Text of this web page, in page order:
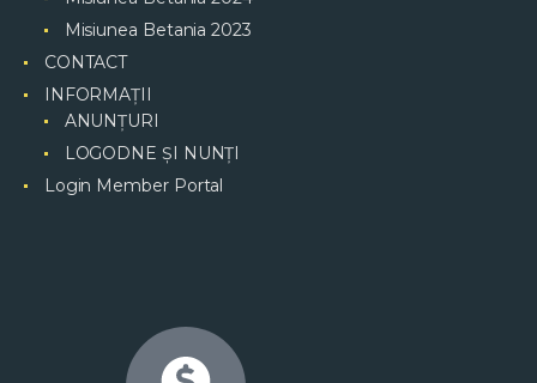
Misiunea Betania 2023
CONTACT
INFORMAȚII
ANUNȚURI
LOGODNE ȘI NUNȚI
Login Member Portal